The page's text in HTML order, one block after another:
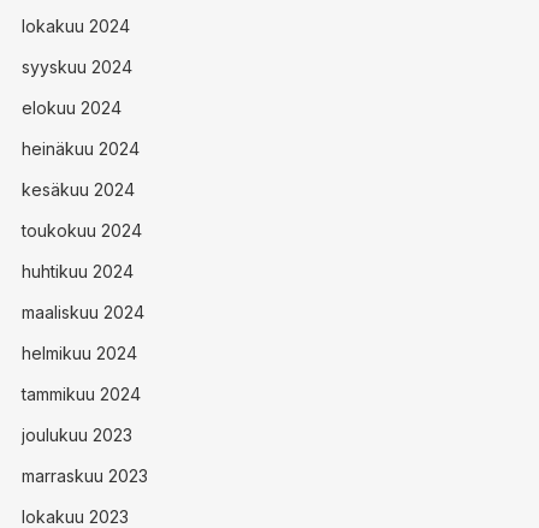
lokakuu 2024
syyskuu 2024
elokuu 2024
heinäkuu 2024
kesäkuu 2024
toukokuu 2024
huhtikuu 2024
maaliskuu 2024
helmikuu 2024
tammikuu 2024
joulukuu 2023
marraskuu 2023
lokakuu 2023